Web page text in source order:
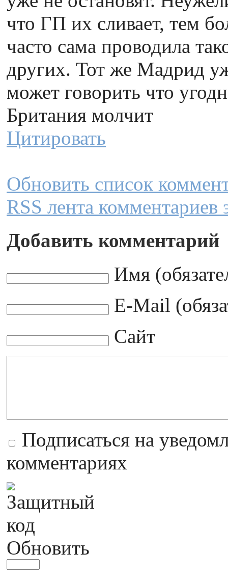
что ГП их сливает, тем
часто сама проводила
других. Тот же Мадрид
может говорить что
Британия молчит
Цитировать
Обновить список
RSS лента комментариев
Добавить комментарий
Имя
E-Mail
Сайт
Подписаться на
комментариях
Обновить